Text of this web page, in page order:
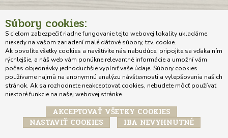
Súbory cookies:
S cieľom zabezpečiť riadne fungovanie tejto webovej lokality ukladáme
niekedy na vašom zariadení malé dátové súbory, tzv. cookie.
Ak povolíte všetky cookies a navštívite nás nabudúce, pripojíte sa vďaka ním
rýchlejšie, a náš web vám ponúkne relevantné informácie a umožní vám
počas objednávky jednoduchšie vyplniť vaše údaje. Súbory cookies
používame najmä na anonymnú analýzu návštevnosti a vylepšovania našich
stránok. Ak sa rozhodnete neakceptovať cookies, nebudete môcť používať
niektoré funkcie na našej webovej stránke.
AKCEPTOVAŤ VŠETKY COOKIES
NASTAVIŤ COOKIES
IBA NEVYHNUTNÉ